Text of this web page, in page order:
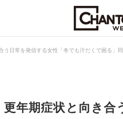
う日常を発信する女性「冬でも汗だくで困る」
更年期症状と向き合